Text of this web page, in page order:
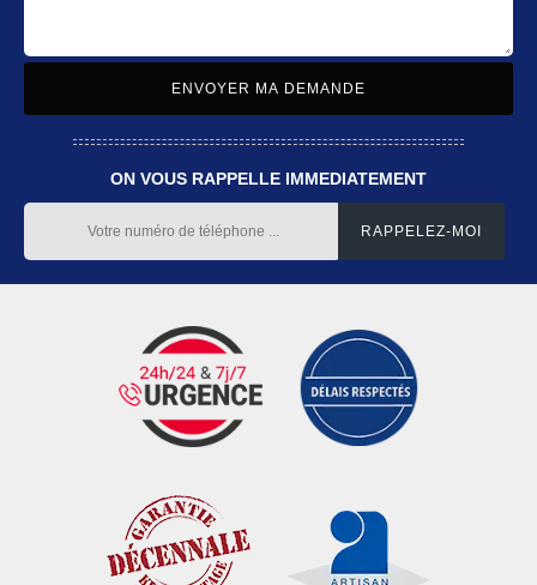
ON VOUS RAPPELLE IMMEDIATEMENT